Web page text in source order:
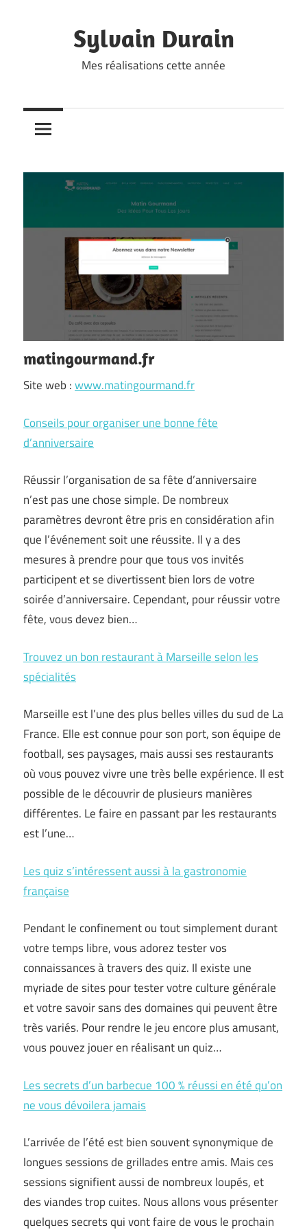
Sylvain Durain
Mes réalisations cette année
matingourmand.fr
Site web :www.matingourmand.fr
Conseils pour organiser une bonne fête
d’anniversaire
Réussir l’organisation de sa fête d’anniversaire
n’est pas une chose simple. De nombreux
paramètres devront être pris en considération afin
que l’événement soit une réussite. Il y a des
mesures à prendre pour que tous vos invités
participent et se divertissent bien lors de votre
soirée d’anniversaire. Cependant, pour réussir votre
fête, vous devez bien…
Trouvez un bon restaurant à Marseille selon les
spécialités
Marseille est l’une des plus belles villes du sud de La
France. Elle est connue pour son port, son équipe de
football, ses paysages, mais aussi ses restaurants
où vous pouvez vivre une très belle expérience. Il est
possible de le découvrir de plusieurs manières
différentes. Le faire en passant par les restaurants
est l’une…
Les quiz s’intéressent aussi à la gastronomie
française
Pendant le confinement ou tout simplement durant
votre temps libre, vous adorez tester vos
connaissances à travers des quiz. Il existe une
myriade de sites pour tester votre culture générale
et votre savoir sans des domaines qui peuvent être
très variés. Pour rendre le jeu encore plus amusant,
vous pouvez jouer en réalisant un quiz…
Les secrets d’un barbecue 100 % réussi en été qu’on
ne vous dévoilera jamais
L’arrivée de l’été est bien souvent synonymique de
longues sessions de grillades entre amis. Mais ces
sessions signifient aussi de nombreux loupés, et
des viandes trop cuites. Nous allons vous présenter
quelques secrets qui vont faire de vous le prochain